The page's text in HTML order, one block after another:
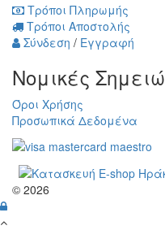
Τρόποι Πληρωμής
Τρόποι Αποστολής
Σύνδεση / Εγγραφή
Νομικές
Όροι Χρήσης
Προσωπικά Δεδομένα
© 2026